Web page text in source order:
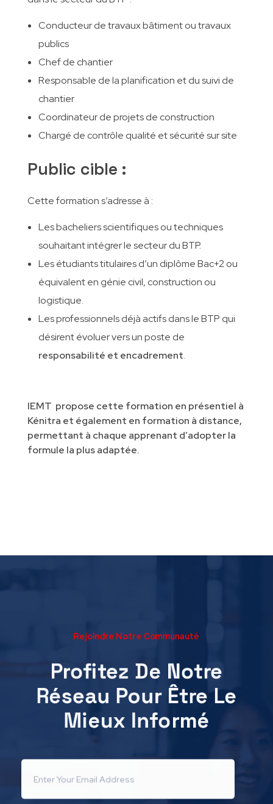
Conducteur de travaux bâtiment ou travaux
publics
Chef de chantier
Responsable de la planification et du suivi de
chantier
Coordinateur de projets de construction
Chargé de contrôle qualité et sécurité sur site
Public cible :
Cette formation s’adresse à :
Les bacheliers scientifiques ou techniques
souhaitant intégrer le secteur du BTP.
Les étudiants titulaires d’un diplôme Bac+2 ou
équivalent en génie civil, construction ou
logistique.
Les professionnels déjà actifs dans le BTP qui
désirent évoluer vers un poste de
responsabilité et encadrement.
IEMT propose cette formation en présentiel à
Kénitra et également en formation à distance,
permettant à chaque apprenant d’adopter la
formule la plus adaptée.
Rejoindre Notre Communauté
Profitez De Notre
Réseau Pour Être Le
Mieux Informé